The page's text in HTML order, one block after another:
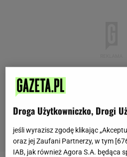
Droga Użytkowniczko, Drogi
jeśli wyrazisz zgodę klikając
oraz jej Zaufani Partnerzy, w tym [
IAB, jak również Agora S.A. będąca